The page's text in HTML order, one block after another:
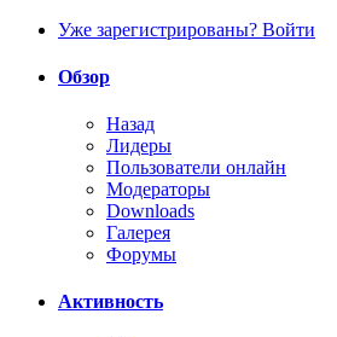
Уже зарегистрированы? Войти
Обзор
Назад
Лидеры
Пользователи онлайн
Модераторы
Downloads
Галерея
Форумы
Активность